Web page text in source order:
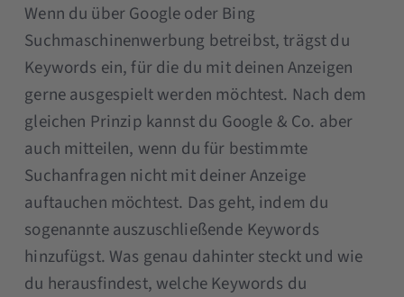
Wenn du über Google oder Bing
Suchmaschinenwerbung betreibst, trägst du
Keywords ein, für die du mit deinen Anzeigen
gerne ausgespielt werden möchtest. Nach dem
gleichen Prinzip kannst du Google & Co. aber
auch mitteilen, wenn du für bestimmte
Suchanfragen nicht mit deiner Anzeige
auftauchen möchtest. Das geht, indem du
sogenannte auszuschließende Keywords
hinzufügst. Was genau dahinter steckt und wie
du herausfindest, welche Keywords du